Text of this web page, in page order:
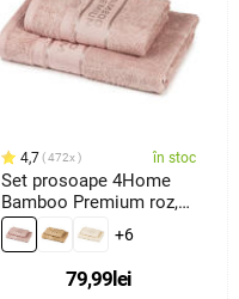
4,7 472x în stoc
Set prosoape 4Home
Bamboo Premium roz,
70 x 140 cm, 50 x 100
cm
+6
79,99 lei